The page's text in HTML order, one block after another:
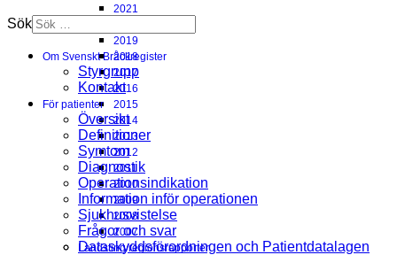
2021
2019
2018
2017
2016
2015
2014
2013
2012
2011
2010
2009
2008
2007
Landsting/regionsrapporter
Sök
Om Svenskt Bråckregister
Styrgrupp
Kontakt
För patienter
Översikt
Definitioner
Symtom
Diagnostik
Operationsindikation
Information inför operationen
Sjukhusvistelse
Frågor och svar
Dataskyddsförordningen och Patientdatalagen